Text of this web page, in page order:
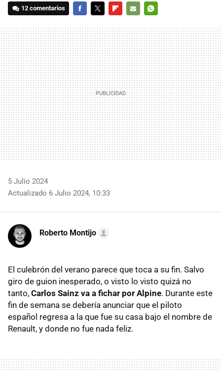
12 comentarios
MAIL
5 Julio 2024
Actualizado 6 Julio 2024, 10:33
Roberto Montijo
El culebrón del verano parece que toca a su fin. Salvo
giro de guion inesperado, o visto lo visto quizá no
tanto, Carlos Sainz va a fichar por Alpine. Durante este
fin de semana se debería anunciar que el piloto
español regresa a la que fue su casa bajo el nombre de
Renault, y donde no fue nada feliz.